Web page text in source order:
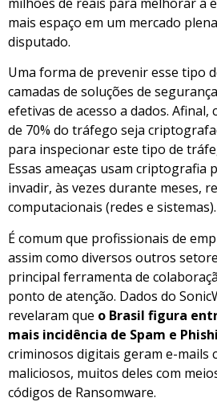
mais espaço em um mercado
disputado.
Uma forma de prevenir esse tipo
camadas de soluções de
efetivas de acesso a dados. Afinal,
de 70% do tráfego seja
para inspecionar este tipo de
Essas ameaças usam criptografia
invadir, às vezes durante meses,
computacionais (redes e sistemas).
É comum que profissionais de
assim como diversos outros
principal ferramenta de
ponto de atenção. Dados do
revelaram que o Brasil figura
mais incidência de Spam e
criminosos digitais geram e-mails
maliciosos, muitos deles com
códigos de Ransomware.